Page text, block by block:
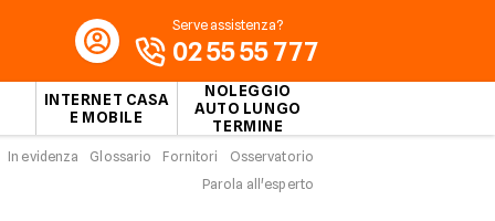
INTERNET CASA
E MOBILE
NOLEGGIO
AUTO LUNGO
TERMINE
Serve assistenza?
02 55 55 777
In evidenza Glossario Fornitori
Osservatorio
Parola all'esperto